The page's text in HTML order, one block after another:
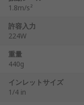
1.8m/s²
許容入力
224W
重量
440g
インレットサイズ
1/4 in